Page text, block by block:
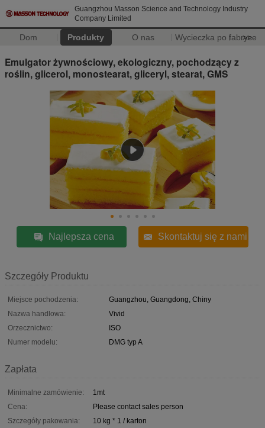
Guangzhou Masson Science and Technology Industry
Company Limited
Dom Produkty O nas Wycieczka po fabryce
>>
Emulgator żywnościowy, ekologiczny, pochodzący z
roślin, glicerol, monostearat, gliceryl, stearat, GMS
Najlepsza cena Skontaktuj się z nami
Szczegóły Produktu
Miejsce pochodzenia:
Guangzhou, Guangdong, Chiny
Nazwa handlowa:
Vivid
Orzecznictwo:
ISO
Numer modelu:
DMG typ A
Zapłata
Minimalne zamówienie:
1mt
Cena:
Please contact sales person
Szczegóły pakowania:
10 kg * 1 / karton